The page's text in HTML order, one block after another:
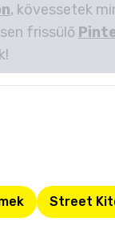
, kövessetek
frissülő
Street